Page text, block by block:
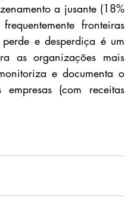
a jusante (18%
fronteiras
e desperdiça é um
as organizações mais
e documenta o
(com receitas